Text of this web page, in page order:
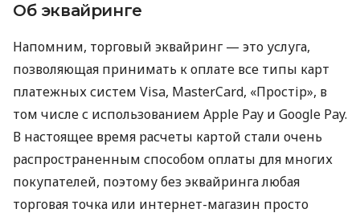
Об эквайринге
Напомним, торговый эквайринг — это услуга,
позволяющая принимать к оплате все типы карт
платежных систем Visa, MasterCard, «Простір», в
том числе с использованием Apple Pay и Google Pay.
В настоящее время расчеты картой стали очень
распространенным способом оплаты для многих
покупателей, поэтому без эквайринга любая
торговая точка или интернет-магазин просто